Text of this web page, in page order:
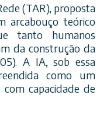
(TAR), proposta
arcabouço teórico
tanto humanos
da construção da
A IA, sob essa
como um
capacidade de